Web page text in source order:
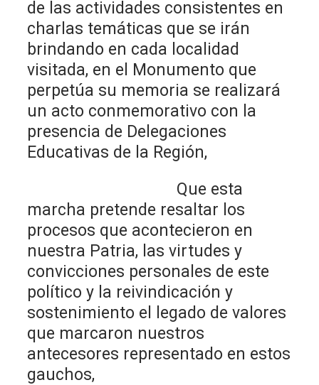
de las actividades consistentes en
charlas temáticas que se irán
brindando en cada localidad
visitada, en el Monumento que
perpetúa su memoria se realizará
un acto conmemorativo con la
presencia de Delegaciones
Educativas de la Región,
Que esta
marcha pretende resaltar los
procesos que acontecieron en
nuestra Patria, las virtudes y
convicciones personales de este
político y la reivindicación y
sostenimiento el legado de valores
que marcaron nuestros
antecesores representado en estos
gauchos,